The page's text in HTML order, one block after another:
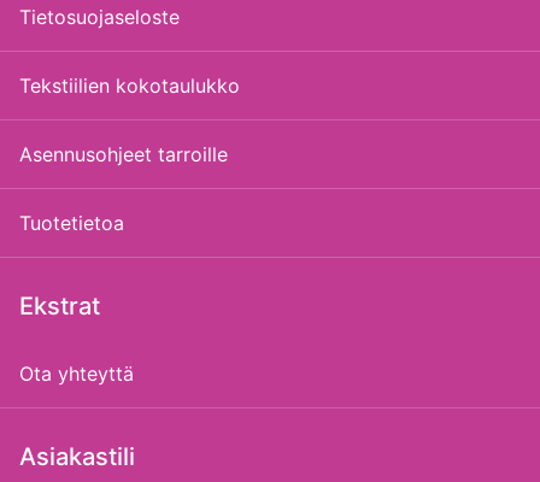
Tietosuojaseloste
Tekstiilien kokotaulukko
Asennusohjeet tarroille
Tuotetietoa
Ekstrat
Ota yhteyttä
Asiakastili